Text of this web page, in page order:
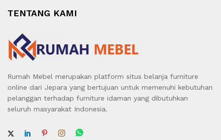
TENTANG KAMI
Rumah Mebel merupakan platform situs belanja furniture
online dari Jepara yang bertujuan untuk memenuhi kebutuhan
pelanggan terhadap furniture idaman yang dibutuhkan
seluruh masyarakat Indonesia.